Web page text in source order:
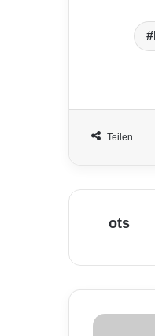
Teilen
ots
E